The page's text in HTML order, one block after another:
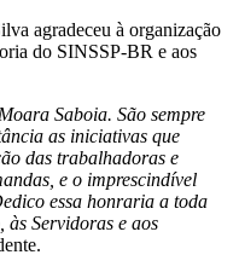
agradeceu à organização
do SINSSP-BR e aos
Saboia. São sempre
as iniciativas que
das trabalhadoras e
e o imprescindível
essa honraria a toda
às Servidoras e aos